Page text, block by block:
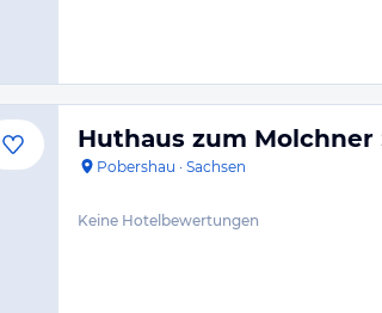
Huthaus zum Molchner
Pobershau · Sachsen
Keine Hotelbewertungen